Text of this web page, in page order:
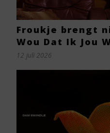
Froukje brengt
Wou Dat Ik Jou
12 juli 2026